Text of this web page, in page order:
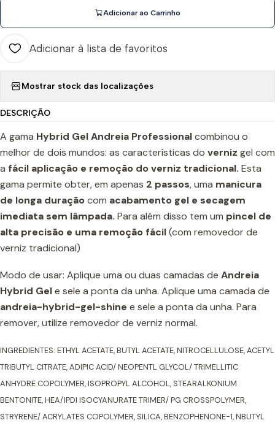
Adicionar ao Carrinho
Adicionar à lista de favoritos
Mostrar stock das localizações
DESCRIÇÃO
A gama Hybrid Gel Andreia Professionalcombinou o
melhor de dois mundos: as características do verniz gel com
a fácil aplicação e remoção do verniz tradicional. Esta
gama permite obter, em apenas 2 passos, uma manicura
de longa duraçãocom acabamento gel e secagem
imediata sem lâmpada. Para além disso tem um pincel de
alta precisão e uma remoção fácil(com removedor de
verniz tradicional)
Modo de usar: Aplique uma ou duas camadas de Andreia
Hybrid Gele sele a ponta da unha. Aplique uma camada de
andreia-hybrid-gel-shine e sele a ponta da unha. Para
remover, utilize removedor de verniz normal.
INGREDIENTES: ETHYL ACETATE, BUTYL ACETATE, NITROCELLULOSE, ACETYL
TRIBUTYL CITRATE, ADIPIC ACID/ NEOPENTL GLYCOL/ TRIMELLITIC
ANHYDRE COPOLYMER, ISOPROPYL ALCOHOL, STEARALKONIUM
BENTONITE, HEA/IPDI ISOCYANURATE TRIMER/ PG CROSSPOLYMER,
STRYRENE/ ACRYLATES COPOLYMER, SILICA, BENZOPHENONE-1, NBUTYL